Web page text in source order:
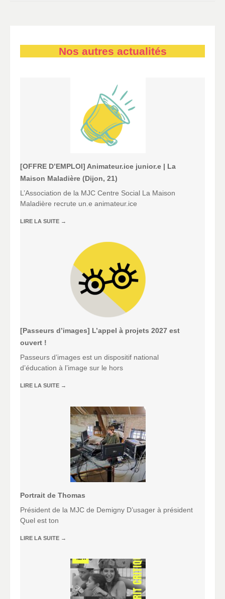
Nos autres actualités
[OFFRE D’EMPLOI] Animateur.ice junior.e | La
Maison Maladière (Dijon, 21)
L’Association de la MJC Centre Social La Maison
Maladière recrute un.e animateur.ice
LIRE LA SUITE →
[Passeurs d’images] L’appel à projets 2027 est
ouvert !
Passeurs d’images est un dispositif national
d’éducation à l’image sur le hors
LIRE LA SUITE →
Portrait de Thomas
Président de la MJC de Demigny D’usager à président
Quel est ton
LIRE LA SUITE →